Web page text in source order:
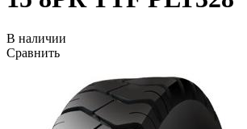
В наличии
Сравнить